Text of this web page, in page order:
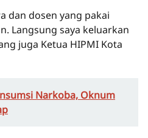
dan dosen yang pakai
Langsung saya keluarkan
juga Ketua HIPMI Kota
Narkoba, Oknum